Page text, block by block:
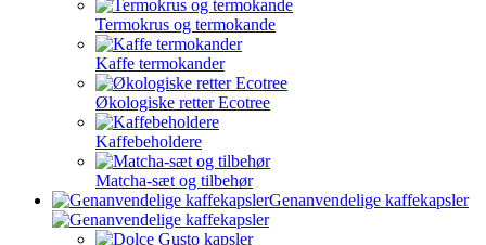
Termokrus og termokande
Kaffe termokander
Økologiske retter Ecotree
Kaffebeholdere
Matcha-sæt og tilbehør
Genanvendelige kaffekapsler